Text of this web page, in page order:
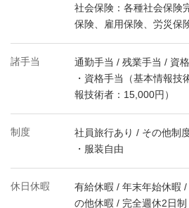
社会保険：各種社会保険
保険、雇用保険、労災保
諸手当
通勤手当 / 残業手当 / 資
・資格手当（基本情報
報技術者：15,000円）
制度
社員旅行あり / その他制
・服装自由
休日休暇
有給休暇 / 年末年始休暇
の他休暇 / 完全週休2日